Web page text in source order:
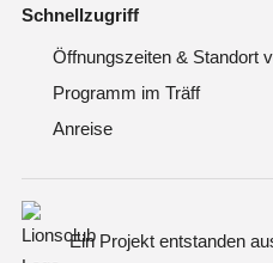
Schnellzugriff
Öffnungszeiten & Standort
Programm im Träff
Anreise
Ein Projekt entstanden